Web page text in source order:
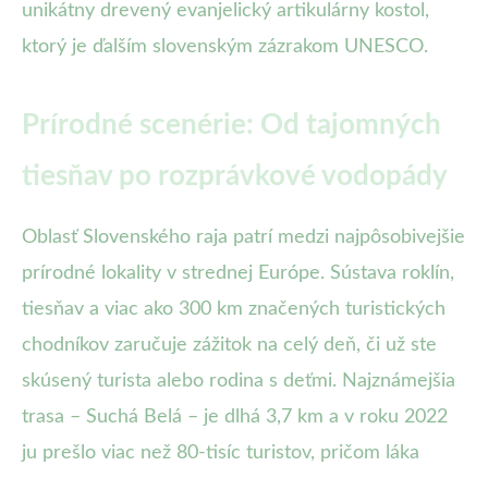
unikátny drevený evanjelický artikulárny kostol,
ktorý je ďalším slovenským zázrakom UNESCO.
Prírodné scenérie: Od tajomných
tiesňav po rozprávkové vodopády
Oblasť Slovenského raja patrí medzi najpôsobivejšie
prírodné lokality v strednej Európe. Sústava roklín,
tiesňav a viac ako 300 km značených turistických
chodníkov zaručuje zážitok na celý deň, či už ste
skúsený turista alebo rodina s deťmi. Najznámejšia
trasa – Suchá Belá – je dlhá 3,7 km a v roku 2022
ju prešlo viac než 80-tisíc turistov, pričom láka